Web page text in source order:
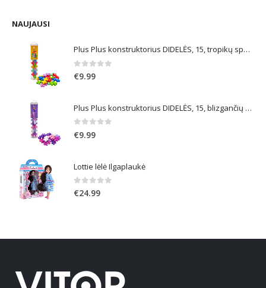
NAUJAUSI
Plus Plus konstruktorius DIDELĖS, 15, tropikų spalvos
0 out of 5
€9.99
Plus Plus konstruktorius DIDELĖS, 15, blizgančių spalvų
0 out of 5
€9.99
Lottie lėlė Ilgaplaukė
0out of 5
€24.99